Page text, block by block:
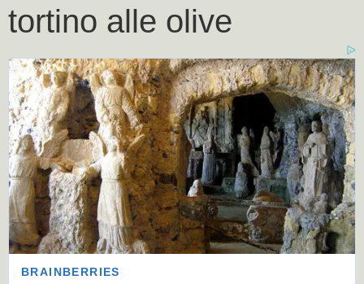
tortino alle olive